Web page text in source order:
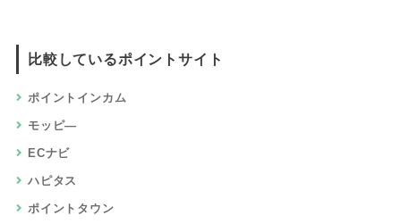
比較しているポイントサイト
ポイントインカム
モッピ―
ECナビ
ハピタス
ポイントタウン